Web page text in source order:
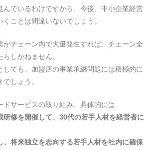
んでいるわけですから、今後、中小企業経営
ことは間違いないでしょう。
がチェーン内で大量発生すれば、チェーン全
しかねません。
しても、加盟店の事業承継問題には積極的に
しょう。
ドサービスの取り組み、具体的には
修を開催して、30代の若手人材を経営者に
将来独立を志向する若手人材を社内に確保